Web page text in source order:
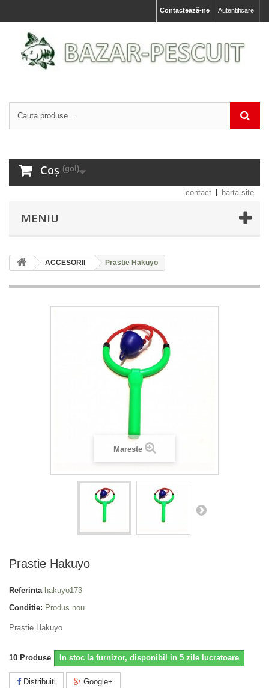
Autentificare
Contactează-ne
Coș (gol)
contact harta site
MENIU
ACCESORII Prastie Hakuyo
Mareste
Prastie Hakuyo
Referinta hakuyo173
Conditie: Produs nou
Prastie Hakuyo
10 Produse In stoc la furnizor, disponibil in 5 zile lucratoare
Distribuiti Google+